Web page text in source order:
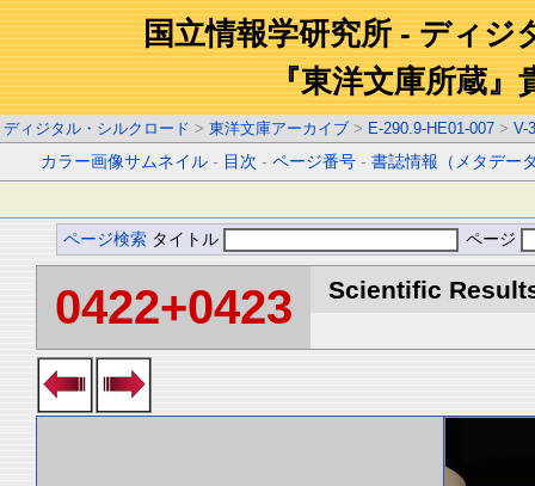
国立情報学研究所 - ディジ
『東洋文庫所蔵』
ディジタル・シルクロード > 東洋文庫アーカイブ > E-290.9-HE01-007 > V-3
カラー画像サムネイル - 目次 -ページ番号 -書誌情報（メタデー
ページ検索 タイトル ページ
0422+0423 Scientific